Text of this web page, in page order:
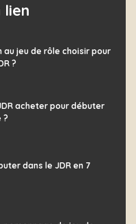
lien
au jeu de rôle choisir pour
?
acheter pour débuter
?
dans le JDR en 7